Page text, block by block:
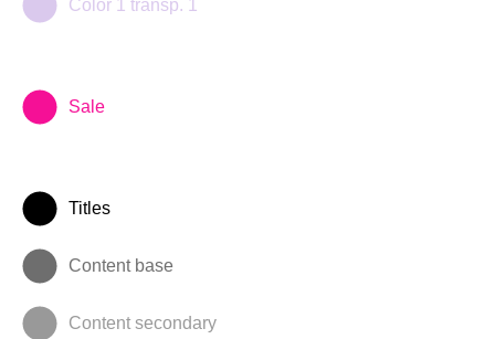
Color 1 transp. 1
Sale
Titles
Content base
Content secondary